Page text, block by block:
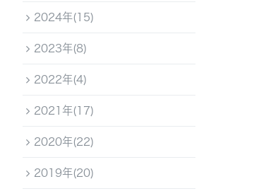
2024年(15)
2023年(8)
2022年(4)
2021年(17)
2020年(22)
2019年(20)